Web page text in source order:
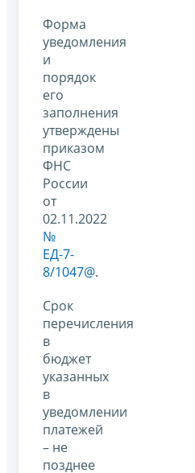
Форма
уведомления
и
порядок
его
заполнения
утверждены
приказом
ФНС
России
от
02.11.2022
№
ЕД-7-
8/1047@.
Срок
перечисления
в
бюджет
указанных
в
уведомлении
платежей
– не
позднее